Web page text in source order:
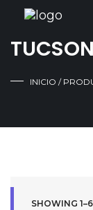
TUCSON
INICIO /
SHOWING